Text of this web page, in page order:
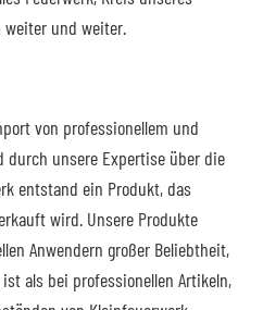
weiter und weiter.
von professionellem und
durch unsere Expertise über die
entstand ein Produkt, das
wird. Unsere Produkte
Anwendern großer Beliebtheit,
als bei professionellen Artikeln,